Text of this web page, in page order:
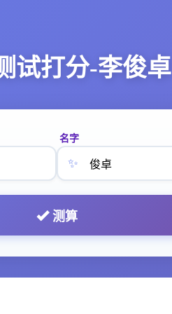
试打分-李俊卓
名字
✨
测算